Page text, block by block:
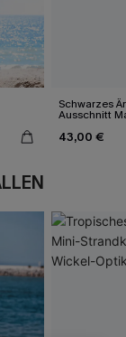
Schwarzes
Ausschnitt
43,00 €